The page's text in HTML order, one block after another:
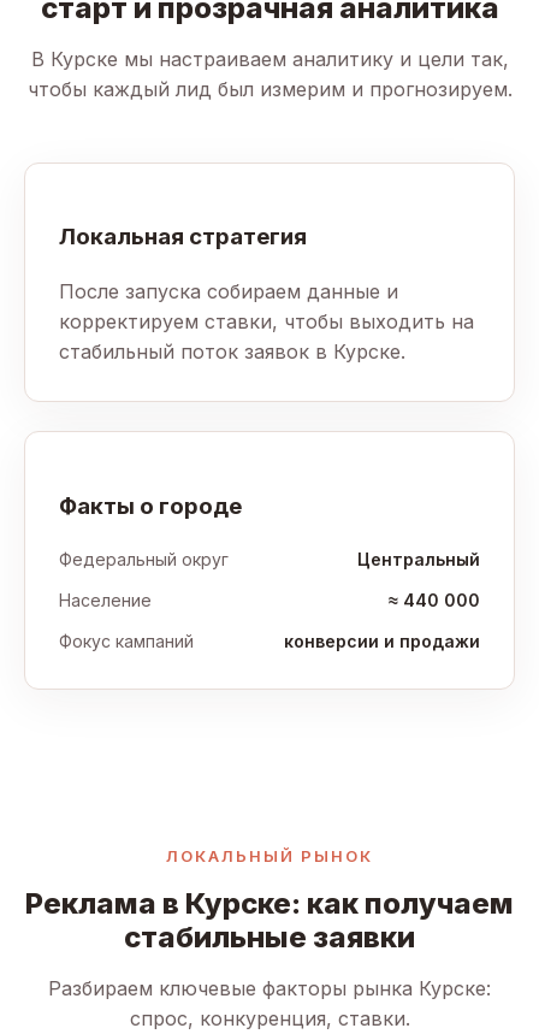
старт и прозрачная аналитика
В Курске мы настраиваем аналитику и цели так,
чтобы каждый лид был измерим и прогнозируем.
Локальная стратегия
После запуска собираем данные и
корректируем ставки, чтобы выходить на
стабильный поток заявок в Курске.
Факты о городе
Федеральный округ
Центральный
Население
≈ 440 000
Фокус кампаний
конверсии и продажи
ЛОКАЛЬНЫЙ РЫНОК
Реклама в Курске: как получаем
стабильные заявки
Разбираем ключевые факторы рынка Курске:
спрос, конкуренция, ставки.